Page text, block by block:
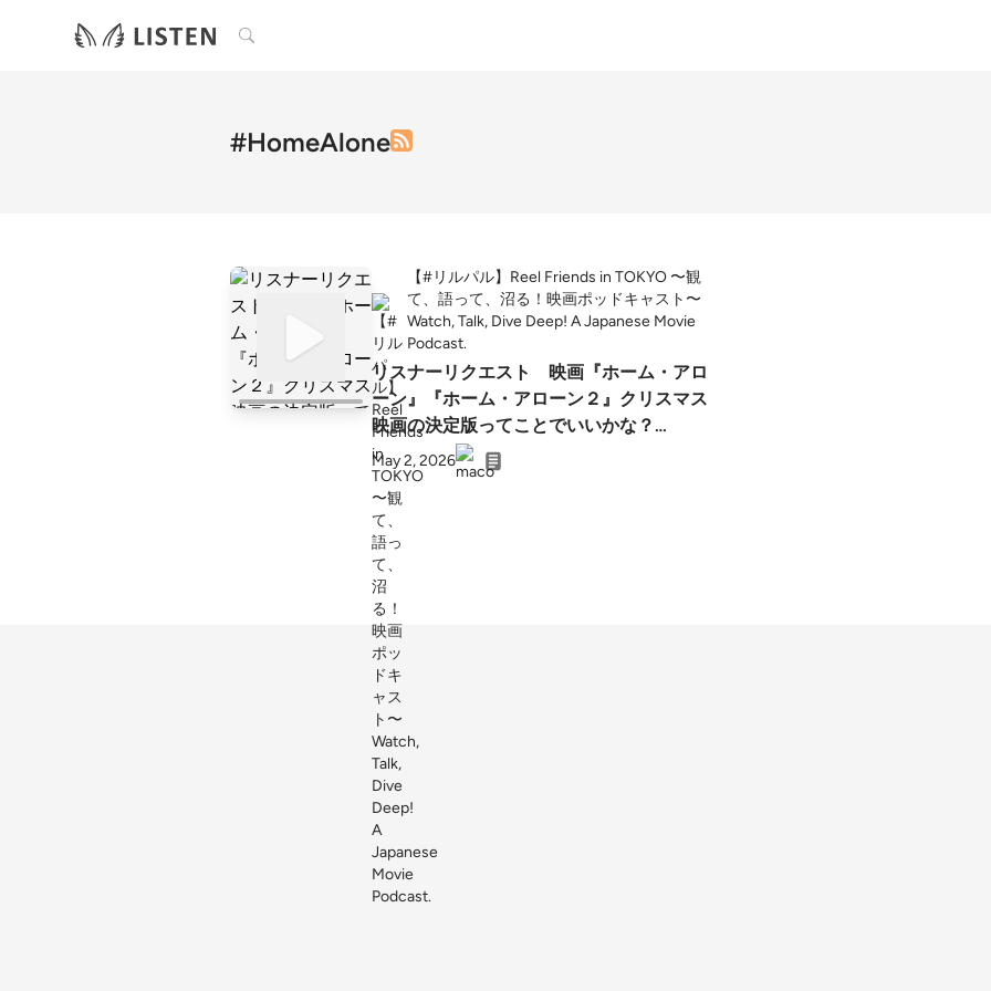
検索
#HomeAlone
【#リルパル】Reel Friends in TOKYO 〜観
て、語って、沼る！映画ポッドキャスト〜
Watch, Talk, Dive Deep! A Japanese Movie
Podcast.
リスナーリクエスト 映画『ホーム・アロ
ーン』『ホーム・アローン２』クリスマス
映画の決定版ってことでいいかな？
Listener Request: Is Home Alone & Home
Alone 2 Really the Ultimate Christmas
Movie?
May 2, 2026